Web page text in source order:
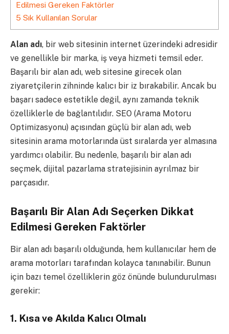
Edilmesi Gereken Faktörler
5 Sık Kullanılan Sorular
Alan adı, bir web sitesinin internet üzerindeki adresidir
ve genellikle bir marka, iş veya hizmeti temsil eder.
Başarılı bir alan adı, web sitesine girecek olan
ziyaretçilerin zihninde kalıcı bir iz bırakabilir. Ancak bu
başarı sadece estetikle değil, aynı zamanda teknik
özelliklerle de bağlantılıdır. SEO (Arama Motoru
Optimizasyonu) açısından güçlü bir alan adı, web
sitesinin arama motorlarında üst sıralarda yer almasına
yardımcı olabilir. Bu nedenle, başarılı bir alan adı
seçmek, dijital pazarlama stratejisinin ayrılmaz bir
parçasıdır.
Başarılı Bir Alan Adı Seçerken Dikkat
Edilmesi Gereken Faktörler
Bir alan adı başarılı olduğunda, hem kullanıcılar hem de
arama motorları tarafından kolayca tanınabilir. Bunun
için bazı temel özelliklerin göz önünde bulundurulması
gerekir:
1. Kısa ve Akılda Kalıcı Olmalı